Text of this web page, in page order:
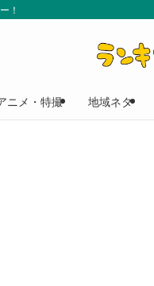
！
ニメ・特撮 地域ネタ